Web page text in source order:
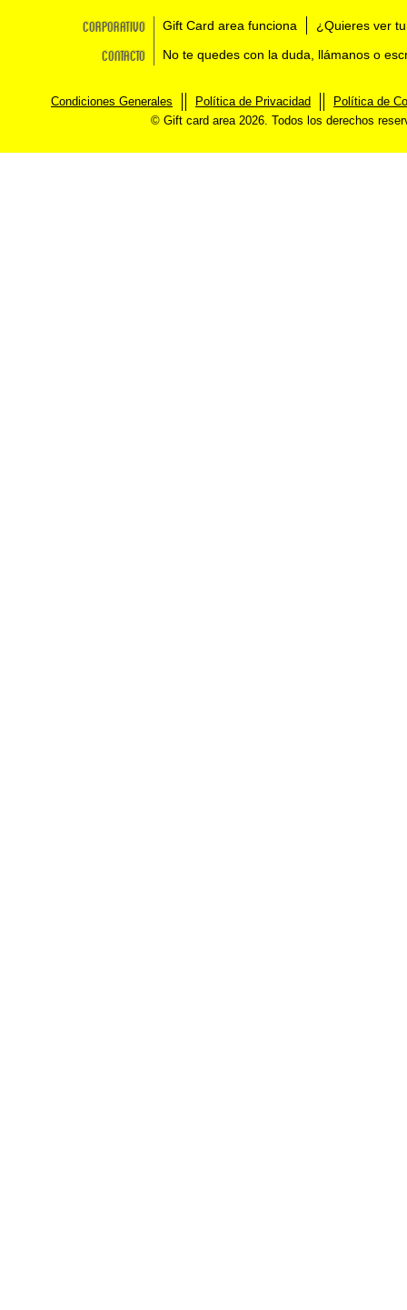
Corporativo Gift Card area funciona ¿Quieres ver
Contacto No te quedes con la duda, llámanos o
Condiciones Generales Política de Privacidad
Política de
© Gift card area 2026. Todos los derechos